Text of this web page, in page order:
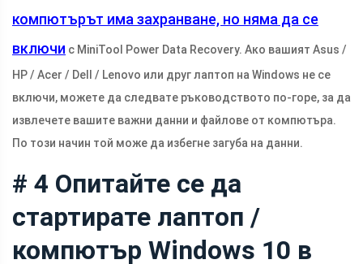
компютърът има захранване, но няма да се
включи с MiniTool Power Data Recovery. Ако вашият Asus /
HP / Acer / Dell / Lenovo или друг лаптоп на Windows не се
включи, можете да следвате ръководството по-горе, за да
извлечете вашите важни данни и файлове от компютъра.
По този начин той може да избегне загуба на данни.
# 4 Опитайте се да
стартирате лаптоп /
компютър Windows 10 в